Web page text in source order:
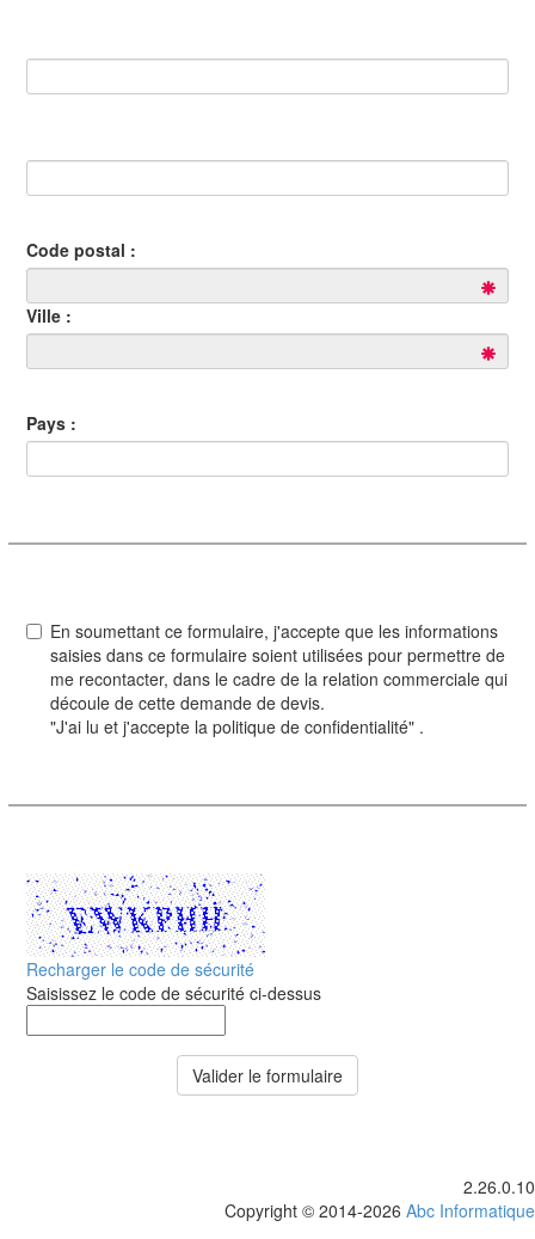
Code postal :
Ville :
Pays :
En soumettant ce formulaire, j'accepte que les informations
saisies dans ce formulaire soient utilisées pour permettre de
me recontacter, dans le cadre de la relation commerciale qui
découle de cette demande de devis.
"J'ai lu et j'accepte la politique de confidentialité" .
Recharger le code de sécurité
Saisissez le code de sécurité ci-dessus
Valider le formulaire
2.26.0.10
Copyright © 2014-2026 Abc Informatique